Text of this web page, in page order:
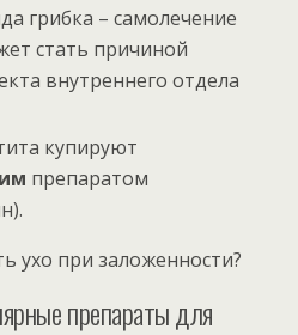
грибка – самолечение
стать причиной
внутреннего отдела
купируют
препаратом
ухо при заложенности?
препараты для